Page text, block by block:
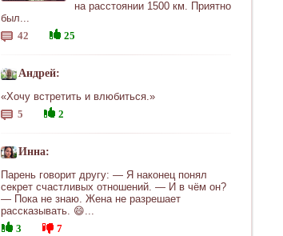
на расстоянии 1500 км. Приятно
был...
42
25
Андрей:
«Хочу встретить и влюбиться.»
5
2
Инна:
Парень говорит другу: — Я наконец понял
секрет счастливых отношений. — И в чём он?
— Пока не знаю. Жена не разрешает
рассказывать. 😄...
3
7